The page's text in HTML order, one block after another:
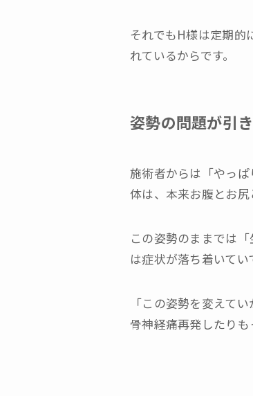
それでもH様は定期的
れているからです。
姿勢の問題が引
施術者からは「やっ
体は、本来お腹とお尻
この姿勢のままでは
は症状が落ち着いて
「この姿勢を変えて
骨神経痛再発したり